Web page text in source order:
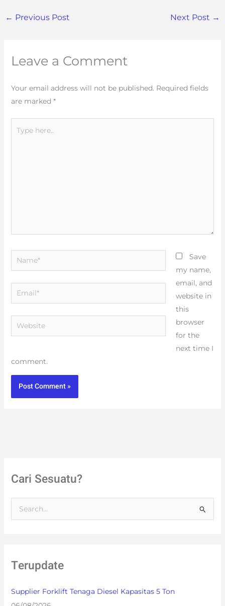
← Previous Post Next Post →
Leave a Comment
Your email address will not be published. Required fields
are marked *
here..
Name*
Email*
Website
Save
my name,
email, and
website in
this
browser
for the
next time I
comment.
Cari Sesuatu?
c
f
Terupdate
Supplier Forklift Tenaga Diesel Kapasitas 5 Ton